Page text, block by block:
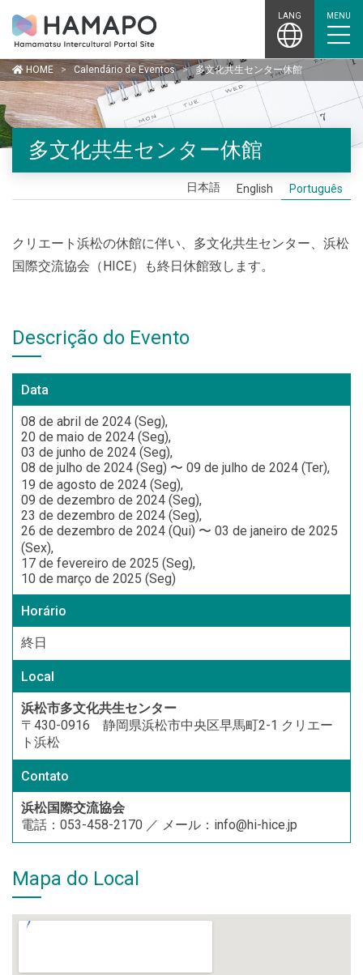
content
LANG MENU
HOME > Calendário de Eventos > 多文化共生センター休館
多文化共生センター休館
日本語 English Português
クリエート浜松の休館に伴い、多文化共生センター、浜松
国際交流協会（HICE）も終日休館致します。
Descrição do Evento
Data
08 de abril de 2024 (Seg),
20 de maio de 2024 (Seg),
03 de junho de 2024 (Seg),
08 de julho de 2024 (Seg) 〜 09 de julho de 2024 (Ter),
19 de agosto de 2024 (Seg),
09 de dezembro de 2024 (Seg),
23 de dezembro de 2024 (Seg),
26 de dezembro de 2024 (Qui) 〜 03 de janeiro de 2025
(Sex),
17 de fevereiro de 2025 (Seg),
10 de março de 2025 (Seg)
Horário
終日
Local
浜松市多文化共生センター
〒430-0916 静岡県浜松市中央区早馬町2-1 クリエー
ト浜松
Contato
浜松国際交流協会
電話：053-458-2170 ／ メール：info@hi-hice.jp
Mapa do Local